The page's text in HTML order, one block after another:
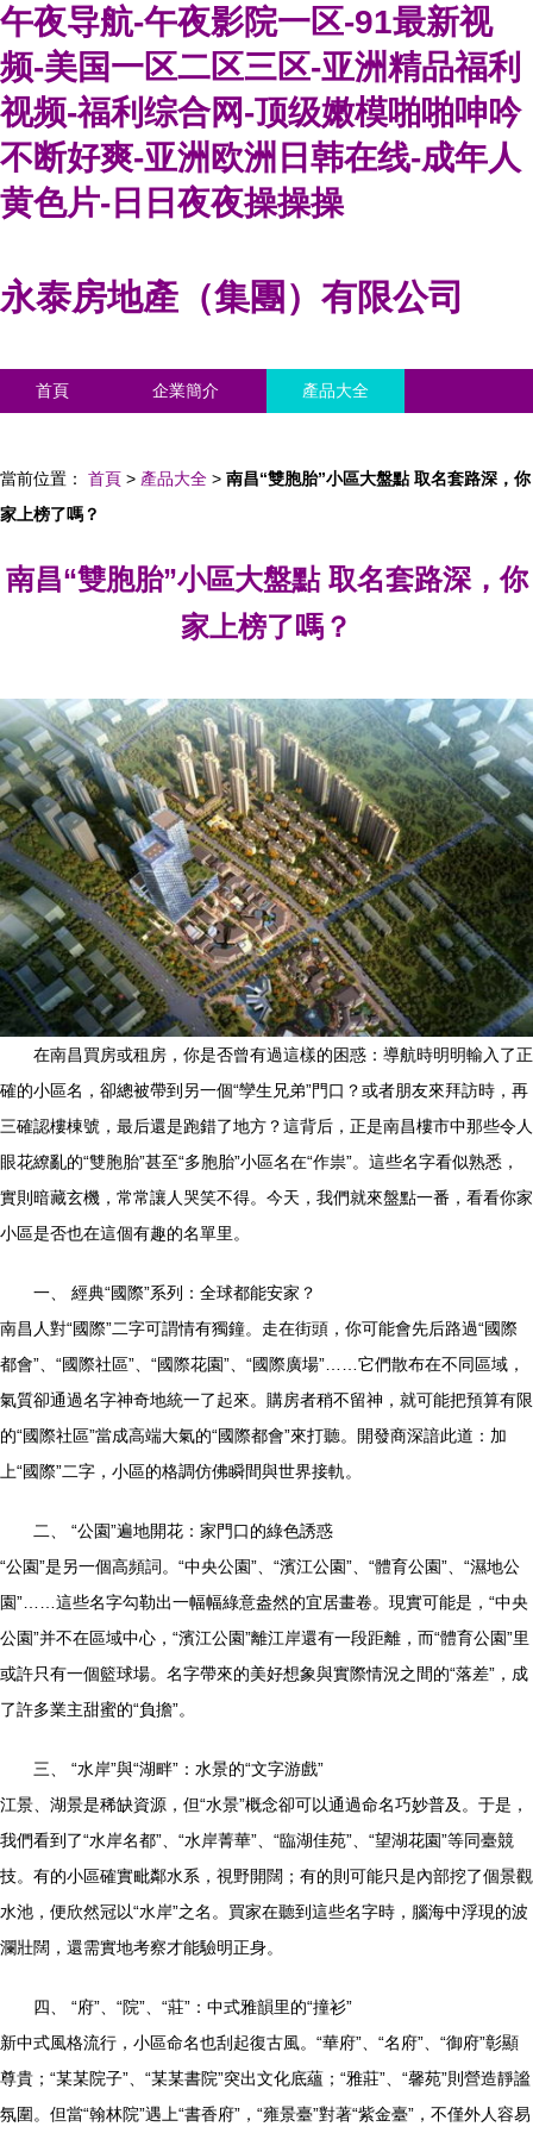
午夜导航-午夜影院一区-91最新视
频-美国一区二区三区-亚洲精品福利
视频-福利综合网-顶级嫩模啪啪呻吟
不断好爽-亚洲欧洲日韩在线-成年人
黄色片-日日夜夜操操操
永泰房地產（集團）有限公司
首頁 企業簡介 產品大全
當前位置： 首頁 > 產品大全 > 南昌“雙胞胎”小區大盤點 取名套路深，你
家上榜了嗎？
南昌“雙胞胎”小區大盤點 取名套路深，你
家上榜了嗎？
在南昌買房或租房，你是否曾有過這樣的困惑：導航時明明輸入了正
確的小區名，卻總被帶到另一個“孿生兄弟”門口？或者朋友來拜訪時，再
三確認樓棟號，最后還是跑錯了地方？這背后，正是南昌樓市中那些令人
眼花繚亂的“雙胞胎”甚至“多胞胎”小區名在“作祟”。這些名字看似熟悉，
實則暗藏玄機，常常讓人哭笑不得。今天，我們就來盤點一番，看看你家
小區是否也在這個有趣的名單里。
一、 經典“國際”系列：全球都能安家？
南昌人對“國際”二字可謂情有獨鐘。走在街頭，你可能會先后路過“國際
都會”、“國際社區”、“國際花園”、“國際廣場”……它們散布在不同區域，
氣質卻通過名字神奇地統一了起來。購房者稍不留神，就可能把預算有限
的“國際社區”當成高端大氣的“國際都會”來打聽。開發商深諳此道：加
上“國際”二字，小區的格調仿佛瞬間與世界接軌。
二、 “公園”遍地開花：家門口的綠色誘惑
“公園”是另一個高頻詞。“中央公園”、“濱江公園”、“體育公園”、“濕地公
園”……這些名字勾勒出一幅幅綠意盎然的宜居畫卷。現實可能是，“中央
公園”并不在區域中心，“濱江公園”離江岸還有一段距離，而“體育公園”里
或許只有一個籃球場。名字帶來的美好想象與實際情況之間的“落差”，成
了許多業主甜蜜的“負擔”。
三、 “水岸”與“湖畔”：水景的“文字游戲”
江景、湖景是稀缺資源，但“水景”概念卻可以通過命名巧妙普及。于是，
我們看到了“水岸名都”、“水岸菁華”、“臨湖佳苑”、“望湖花園”等同臺競
技。有的小區確實毗鄰水系，視野開闊；有的則可能只是內部挖了個景觀
水池，便欣然冠以“水岸”之名。買家在聽到這些名字時，腦海中浮現的波
瀾壯闊，還需實地考察才能驗明正身。
四、 “府”、“院”、“莊”：中式雅韻里的“撞衫”
新中式風格流行，小區命名也刮起復古風。“華府”、“名府”、“御府”彰顯
尊貴；“某某院子”、“某某書院”突出文化底蘊；“雅莊”、“馨苑”則營造靜謐
氛圍。但當“翰林院”遇上“書香府”，“雍景臺”對著“紫金臺”，不僅外人容易